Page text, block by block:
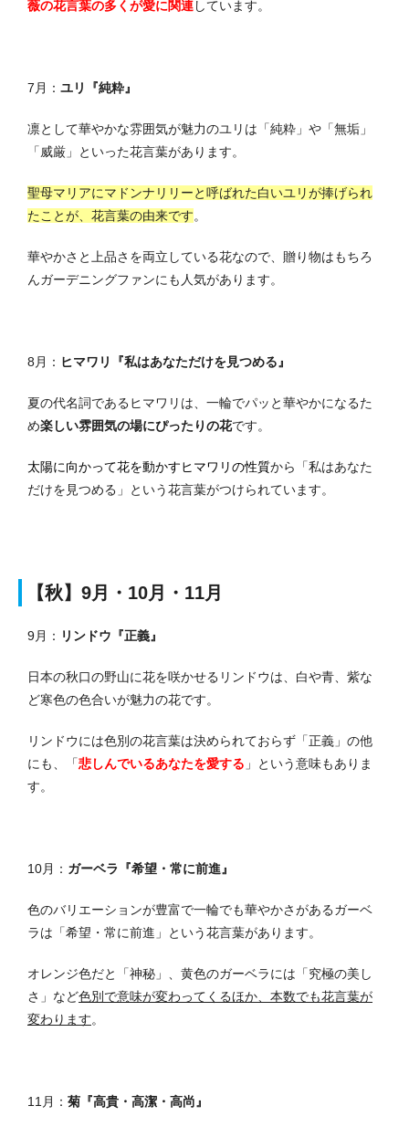
薇の花言葉の多くが愛に関連しています。
7月： ユリ『純粋』
凛として華やかな雰囲気が魅力のユリは「純粋」や「無垢」
「威厳」といった花言葉があります。
聖母マリアにマドンナリリーと呼ばれた白いユリが捧げられ
たことが、花言葉の由来です。
華やかさと上品さを両立している花なので、贈り物はもちろ
んガーデニングファンにも人気があります。
8月： ヒマワリ『私はあなただけを見つめる』
夏の代名詞であるヒマワリは、一輪でパッと華やかになるた
め楽しい雰囲気の場にぴったりの花です。
太陽に向かって花を動かすヒマワリの性質から「私はあなた
だけを見つめる」という花言葉がつけられています。
【秋】9月・10月・11月
9月： リンドウ『正義』
日本の秋口の野山に花を咲かせるリンドウは、白や青、紫な
ど寒色の色合いが魅力の花です。
リンドウには色別の花言葉は決められておらず「正義」の他
にも、「悲しんでいるあなたを愛する 」という意味もありま
す。
10月： ガーベラ『希望・常に前進』
色のバリエーションが豊富で一輪でも華やかさがあるガーベ
ラは「希望・常に前進」という花言葉があります。
オレンジ色だと「神秘」、黄色のガーベラには「究極の美し
さ」など色別で意味が変わってくるほか、本数でも花言葉が
変わります。
11月： 菊『高貴・高潔・高尚』